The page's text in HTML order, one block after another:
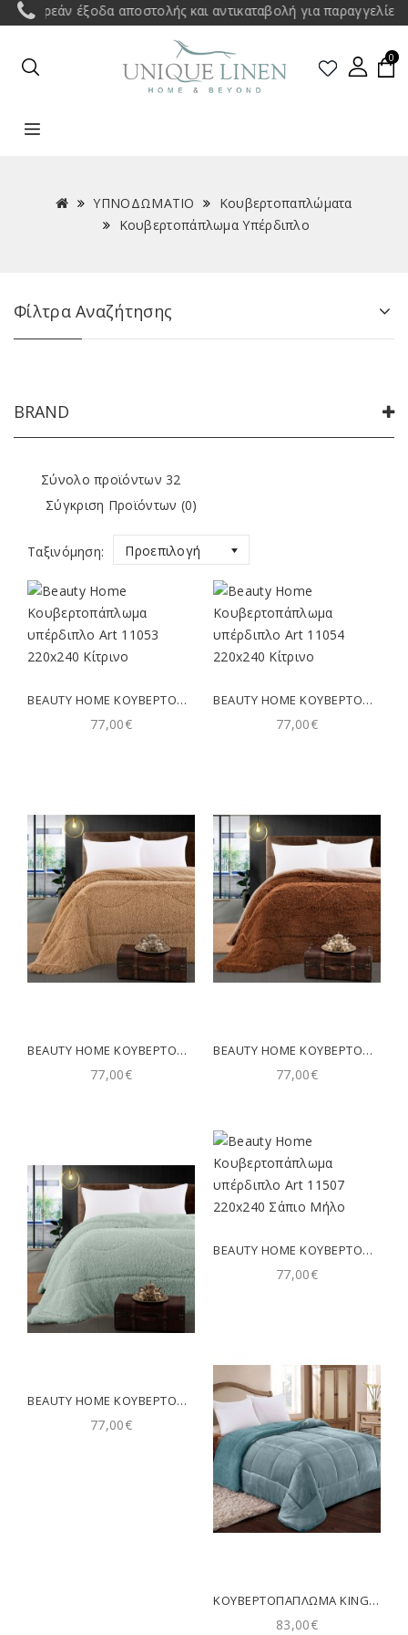
έξοδα αποστολής και αντικαταβολή για παραγγελίες άνω
0
ΥΠΝΟΔΩΜΑΤΙΟ
Κουβερτοπαπλώματα
Κουβερτοπάπλωμα Υπέρδιπλο
Φίλτρα Αναζήτησης
BRAND
Σύνολο προϊόντων 32
Σύγκριση Προϊόντων (0)
Ταξινόμηση: Προεπιλογή
BEAUTY HOME ΚΟΥΒΕΡΤΟΠΆΠΛΩΜΑ ΥΠΈΡΔΙΠΛΟ ART 11053 220X240 ΚΊΤΡΙΝΟ
77,00€
BEAUTY HOME ΚΟΥΒΕΡΤΟΠΆΠΛΩΜΑ ΥΠΈΡΔΙΠΛΟ ART 11054 220X240 ΚΊΤΡΙΝΟ
77,00€
BEAUTY HOME ΚΟΥΒΕΡΤΟΠΆΠΛΩΜΑ ΥΠΈΡΔΙΠΛΟ ART 11066 220X240 ΜΠΕΖ
77,00€
BEAUTY HOME ΚΟΥΒΕΡΤΟΠΆΠΛΩΜΑ ΥΠΈΡΔΙΠΛΟ ART 11067 220X240 ΚΑΦΈ
77,00€
BEAUTY HOME ΚΟΥΒΕΡΤΟΠΆΠΛΩΜΑ ΥΠΈΡΔΙΠΛΟ ART 11069 220X240 ΜΈΝΤΑ
77,00€
BEAUTY HOME ΚΟΥΒΕΡΤΟΠΆΠΛΩΜΑ ΥΠΈΡΔΙΠΛΟ ART 11507 220X240 ΣΆΠΙΟ ΜΉΛΟ
77,00€
ΚΟΥΒΕΡΤΟΠΑΠΛΩΜΑ KING SIZE 240X260 (805) ADAM HOME LAGUNA
83,00€